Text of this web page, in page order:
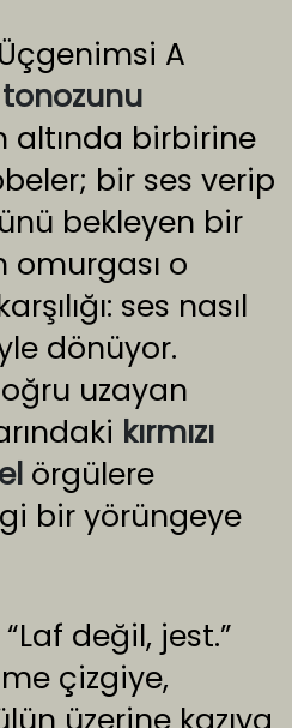
Üçgenimsi A
tonozunu
altında birbirine
bir ses verip
bekleyen bir
omurgası o
ses nasıl
dönüyor.
uzayan
kırmızı
örgülere
bir yörüngeye
“Laf değil, jest.”
çizgiye,